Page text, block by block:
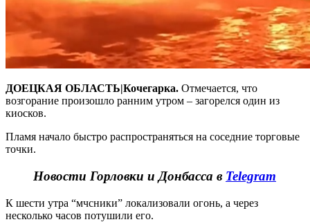
ДОЕЦКАЯ ОБЛАСТЬ|Кочегарка. Отмечается, что
возгорание произошло ранним утром – загорелся один из
киосков.
Пламя начало быстро распространяться на соседние торговые
точки.
Новости Горловки и Донбасса в Telegram
К шести утра “мчсники” локализовали огонь, а через
несколько часов потушили его.